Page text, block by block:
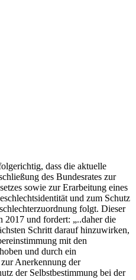
dass die aktuelle
des Bundesrates zur
sowie zur Erarbeitung eines
und zum Schutz
folgt. Dieser
2017 und fordert: „..daher die
Schritt darauf hinzuwirken,
mit den
und durch ein
zur Anerkennung der
der Selbstbestimmung bei der